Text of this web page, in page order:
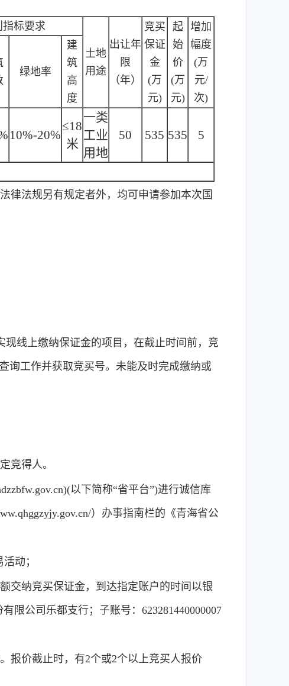
指标要求
土地
用途
出让年
限
（年）
竞买
保证
金
(万
元)
起
始
价
(万
元)
增加
幅度
(万
元/
次)
绿地率
建
筑
高
度
10%-20%
≤18
米
一类
工业
用地
50 535 535 5
律法规另有规定者外，均可申请参加本次国
线上缴纳保证金的项目，在截止时间前，竞
询工作并获取竞买号。未能及时完成缴纳或
竞得人。
以下简称“省平台”)进行诚信库
）办事指南栏的《青海省公
动；
交纳竞买保证金，到达指定账户的时间以银
限公司乐都支行；子账号：623281440000007
报价截止时，有2个或2个以上竞买人报价